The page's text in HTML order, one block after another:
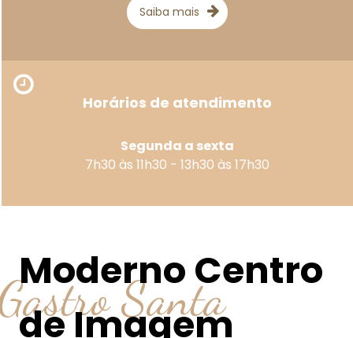
Saiba mais
Horários de atendimento
Segunda a sexta
7h30 às 11h30 - 13h30 às 17h30
Moderno Centro
de Imagem
Santa